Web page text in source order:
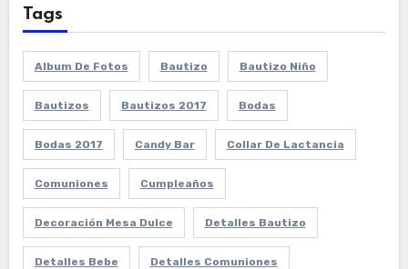
Tags
Album De Fotos Bautizo Bautizo Niño
Bautizos Bautizos 2017 Bodas
Bodas 2017 Candy Bar Collar De Lactancia
Comuniones Cumpleaños
Decoración Mesa Dulce Detalles Bautizo
Detalles Bebe Detalles Comuniones